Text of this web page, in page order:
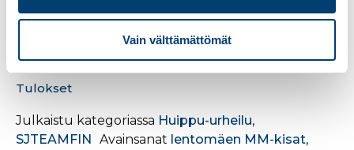
Vain välttämättömät
Kilpailu alkaa klo 17:00 Suomen aikaa. Mukana on
hyppäävät Antti Aalto, Niko Kytösaho, Jarkko Määttä
ja Eetu Nousiainen.
Tulokset
Julkaistu kategoriassa Huippu-urheilu,
SJTEAMFIN Avainsanat lentomäen MM-kisat,